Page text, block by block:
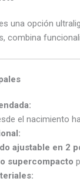
una opción
combina
el nacimiento
ajustable en 2
supercompacto